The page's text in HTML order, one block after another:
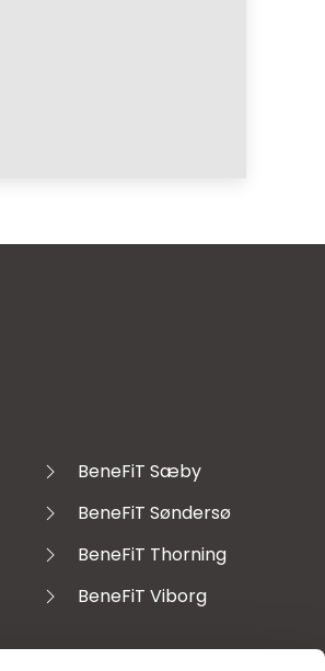
BeneFiT Sæby
BeneFiT Søndersø
BeneFiT Thorning
BeneFiT Viborg